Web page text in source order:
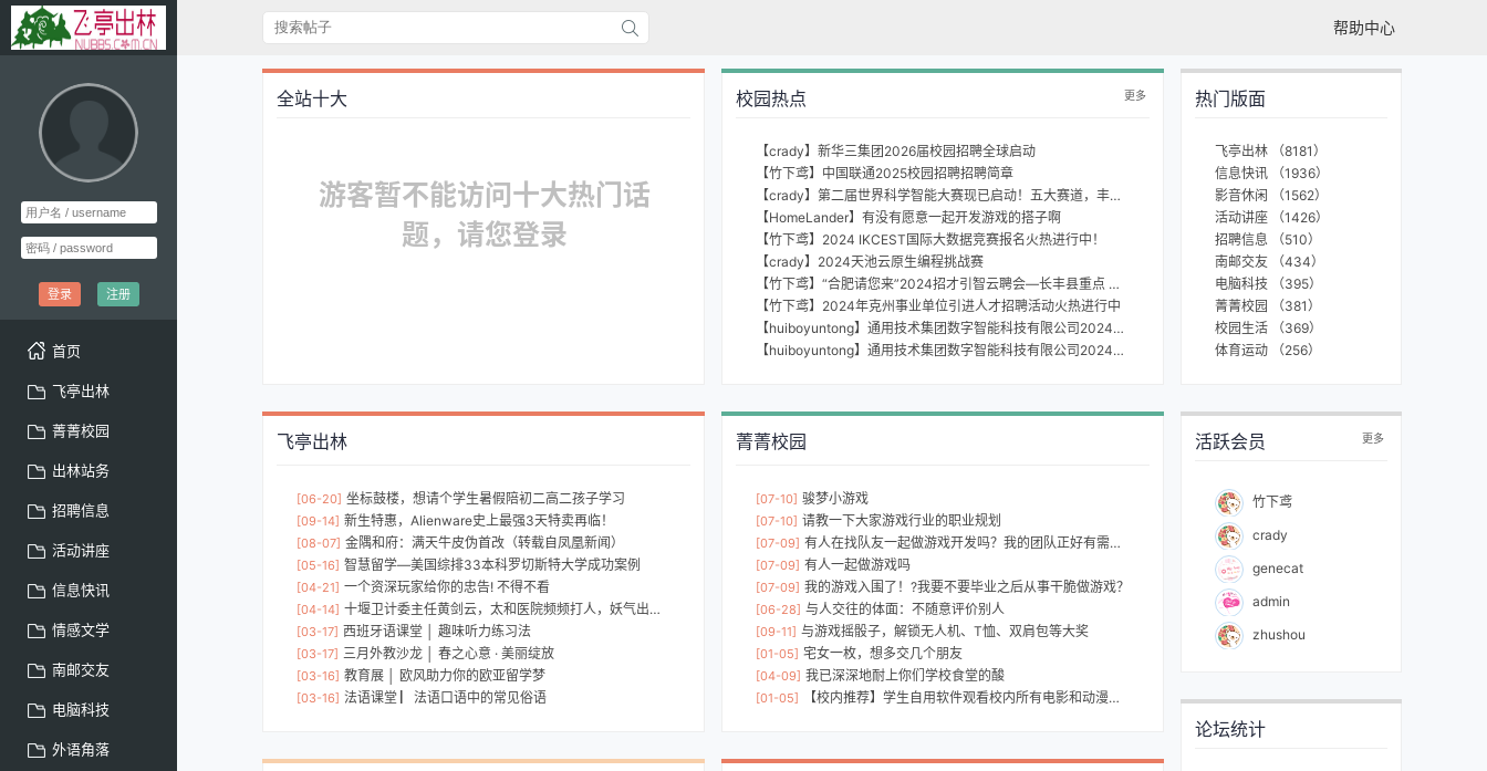
登录 注册
首页
飞亭出林
菁菁校园
出林站务
招聘信息
活动讲座
信息快讯
情感文学
南邮交友
电脑科技
外语角落
帮助中心
全站十大
游客暂不能访问十大热门话
题，请您登录
校园热点 更多
【crady】新华三集团2026届校园招聘全球启动
【竹下鸢】中国联通2025校园招聘招聘简章
【crady】第二届世界科学智能大赛现已启动！五大赛道，丰富选题，百万奖金等你来瓜分！
【HomeLander】有没有愿意一起开发游戏的搭子啊
【竹下鸢】2024 IKCEST国际大数据竞赛报名火热进行中！
【crady】2024天池云原生编程挑战赛
【竹下鸢】“合肥请您来”2024招才引智云聘会—长丰县重点 产业链专场
【竹下鸢】2024年克州事业单位引进人才招聘活动火热进行中
【huiboyuntong】通用技术集团数字智能科技有限公司2024年春季校园招聘
【huiboyuntong】通用技术集团数字智能科技有限公司2024年春季校园招聘
飞亭出林
[06-20] 坐标鼓楼，想请个学生暑假陪初二高二孩子学习
[09-14] 新生特惠，Alienware史上最强3天特卖再临！
[08-07] 金隅和府：满天牛皮伪首改（转载自凤凰新闻）
[05-16] 智慧留学—美国综排33本科罗切斯特大学成功案例
[04-21] 一个资深玩家给你的忠告! 不得不看
[04-14] 十堰卫计委主任黄剑云，太和医院频频打人，妖气出自哪里？！
[03-17] 西班牙语课堂 │ 趣味听力练习法
[03-17] 三月外教沙龙 │ 春之心意 · 美丽绽放
[03-16] 教育展 │ 欧风助力你的欧亚留学梦
[03-16] 法语课堂 ▏法语口语中的常见俗语
菁菁校园
[07-10] 骏梦小游戏
[07-10] 请教一下大家游戏行业的职业规划
[07-09] 有人在找队友一起做游戏开发吗？我的团队正好有需要，想加入的dd我
[07-09] 有人一起做游戏吗
[07-09] 我的游戏入围了！?我要不要毕业之后从事干脆做游戏？
[06-28] 与人交往的体面：不随意评价别人
[09-11] 与游戏摇骰子，解锁无人机、T恤、双肩包等大奖
[01-05] 宅女一枚，想多交几个朋友
[04-09] 我已深深地耐上你们学校食堂的酸
[01-05] 【校内推荐】学生自用软件观看校内所有电影和动漫资源，只需手机，内有下载地址
热门版面
飞亭出林 （8181）
信息快讯 （1936）
影音休闲 （1562）
活动讲座 （1426）
招聘信息 （510）
南邮交友 （434）
电脑科技 （395）
菁菁校园 （381）
校园生活 （369）
体育运动 （256）
活跃会员 更多
竹下鸢
crady
genecat
admin
zhushou
论坛统计